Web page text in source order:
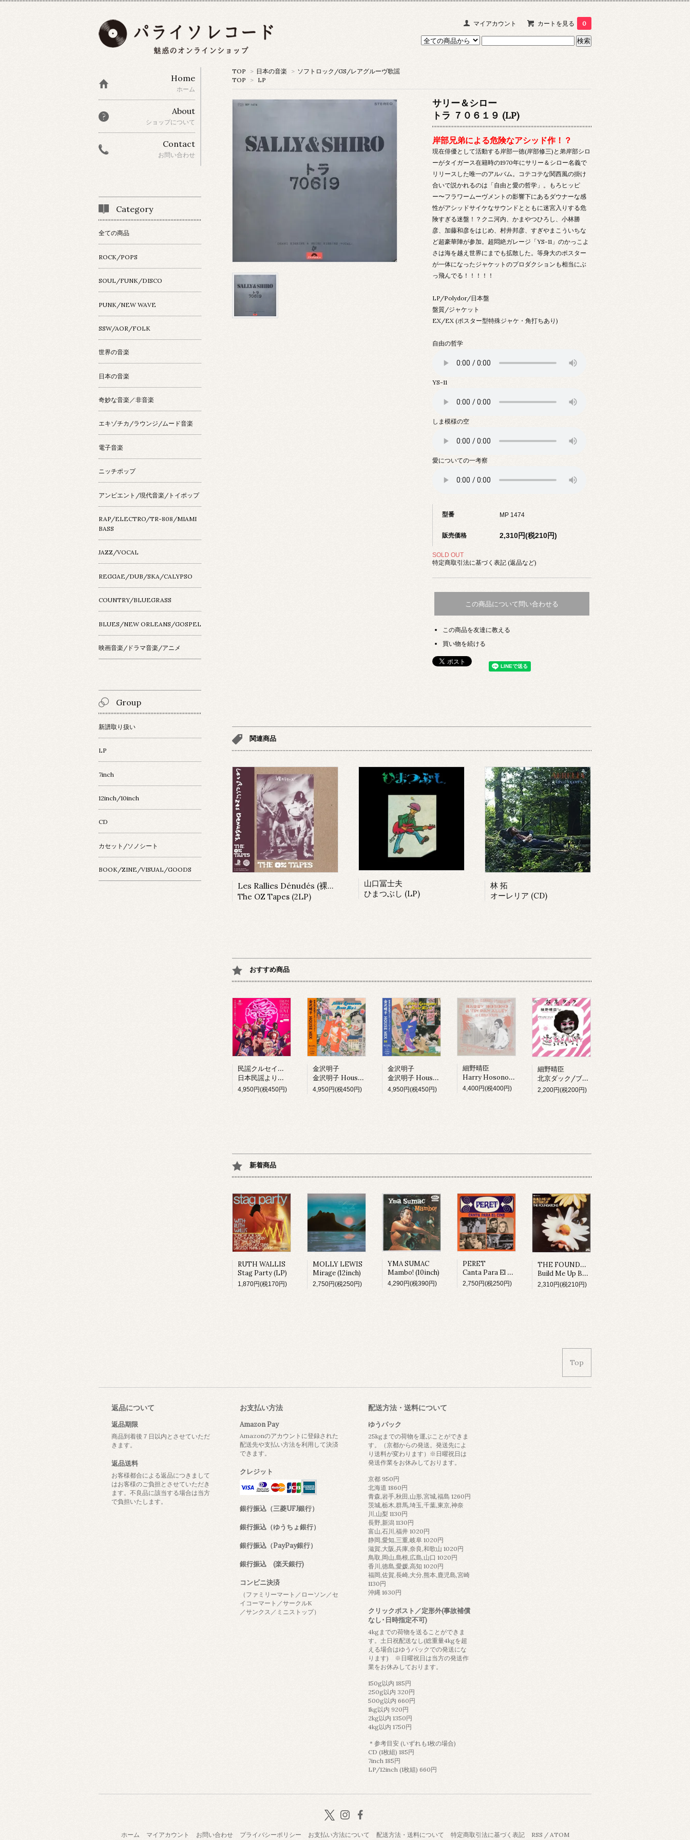
マイアカウント カートを見る 0
TOP > 日本の音楽 > ソフトロック/GS/レアグルーヴ歌謡
TOP
> LP
サリー＆シロー
トラ ７０６１９ (LP)
岸部兄弟による危険なアシッド作！？
現在俳優として活動する岸部一徳(岸部修三)と弟岸部シロ
ーがタイガース在籍時の1970年にサリー＆シロー名義で
リリースした唯一のアルバム。コテコテな関西風の掛け
合いで説かれるのは「自由と愛の哲学」。もろヒッピ
ー〜フラワームーヴメントの影響下にあるダウナーな感
性がアシッドサイケなサウンドとともに迷宮入りする危
険すぎる迷盤！？クニ河内、かまやつひろし、小林勝
彦、加藤和彦をはじめ、村井邦彦、すぎやまこういちな
ど超豪華陣が参加。超悶絶ガレージ「YS-11」のかっこよ
さは海を越え世界にまでも拡散した。等身大のポスター
が一体になったジャケットのプロダクションも相当にぶ
っ飛んでる！！！！！
LP/Polydor/日本盤
盤質/ジャケット
EX/EX (ポスター型特殊ジャケ・角打ちあり)
自由の哲学
YS-11
しま模様の空
愛についての一考察
型番 MP 1474
販売価格 2,310円(税210円)
SOLD OUT
特定商取引法に基づく表記 (返品など)
この商品について問い合わせる
この商品を友達に教える
買い物を続ける
関連商品
Les Rallies Dénudés (裸のラリーズ)
The OZ Tapes (2LP)
山口冨士夫
ひまつぶし (LP)
林 拓
オーレリア (CD)
おすすめ商品
民謡クルセイダーズ
日本民謡より愛をこめて (LP)
4,950円(税450円)
金沢明子
金沢明子 House Mix I (LP)
4,950円(税450円)
金沢明子
金沢明子 House Mix II (LP)
4,950円(税450円)
細野晴臣
Harry Hosono & Tin Pan Alley In China Town (LP)
4,400円(税400円)
細野晴臣
北京ダック/ブラックピーナッツ
2,200円(税200円)
新着商品
RUTH WALLIS
Stag Party (LP)
1,870円(税170円)
MOLLY LEWIS
Mirage (12inch)
2,750円(税250円)
YMA SUMAC
Mambo! (10inch)
4,290円(税390円)
PERET
Canta Para El Cine (LP)
2,750円(税250円)
THE FOUNDATIONS
Build Me Up Buttercup (LP)
2,310円(税210円)
Home
ホーム
About
ショップについて
Contact
お問い合わせ
Category
全ての商品
ROCK/POPS
SOUL/FUNK/DISCO
PUNK/NEW WAVE
SSW/AOR/FOLK
世界の音楽
日本の音楽
奇妙な音楽／非音楽
エキゾチカ/ラウンジ/ムード音楽
電子音楽
ニッチポップ
アンビエント/現代音楽/トイポップ
RAP/ELECTRO/TR-808/MIAMI
BASS
JAZZ/VOCAL
REGGAE/DUB/SKA/CALYPSO
COUNTRY/BLUEGRASS
BLUES/NEW ORLEANS/GOSPEL
映画音楽/ドラマ音楽/アニメ
Group
新譜取り扱い
LP
7inch
12inch/10inch
CD
カセット/ソノシート
BOOK/ZINE/VISUAL/GOODS
Top
返品について
返品期限
商品到着後７日以内とさせていただ
きます。
返品送料
お客様都合による返品につきまして
はお客様のご負担とさせていただき
ます。不良品に該当する場合は当方
で負担いたします。
お支払い方法
Amazon Pay
Amazonのアカウントに登録された
配送先や支払い方法を利用して決済
できます。
クレジット
銀行振込（三菱UFJ銀行）
銀行振込（ゆうちょ銀行）
銀行振込（PayPay銀行）
銀行振込 (楽天銀行)
コンビニ決済
（ファミリーマート／ローソン／セ
イコーマート／サークルK
／サンクス／ミニストップ）
配送方法・送料について
ゆうパック
25kgまでの荷物を運ぶことができま
す。（京都からの発送。発送先によ
り送料が変わります）※日曜祝日は
発送作業をお休みしております。
京都 950円
北海道 1860円
青森,岩手,秋田,山形,宮城,福島 1260円
茨城,栃木,群馬,埼玉,千葉,東京,神奈
川,山梨 1130円
長野,新潟 1130円
富山,石川,福井 1020円
静岡,愛知,三重,岐阜 1020円
滋賀,大阪,兵庫,奈良,和歌山 1020円
鳥取,岡山,島根,広島,山口 1020円
香川,徳島,愛媛,高知 1020円
福岡,佐賀,長崎,大分,熊本,鹿児島,宮崎
1130円
沖縄 1630円
クリックポスト／定形外(事故補償
なし･日時指定不可)
4kgまでの荷物を送ることができま
す。土日祝配送なし(総重量4kgを超
える場合はゆうパックでの発送にな
ります) ※日曜祝日は当方の発送作
業をお休みしております。
150g以内 185円
250g以内 320円
500g以内 660円
1kg以内 920円
2kg以内 1350円
4kg以内 1750円
＊参考目安 (いずれも1枚の場合)
CD (1枚組) 185円
7inch 185円
LP/12inch (1枚組) 660円
ホーム マイアカウント お問い合わせ プライバシーポリシー お支払い方法について 配送方法・送料について 特定商取引法に基づく表記 RSS / ATOM